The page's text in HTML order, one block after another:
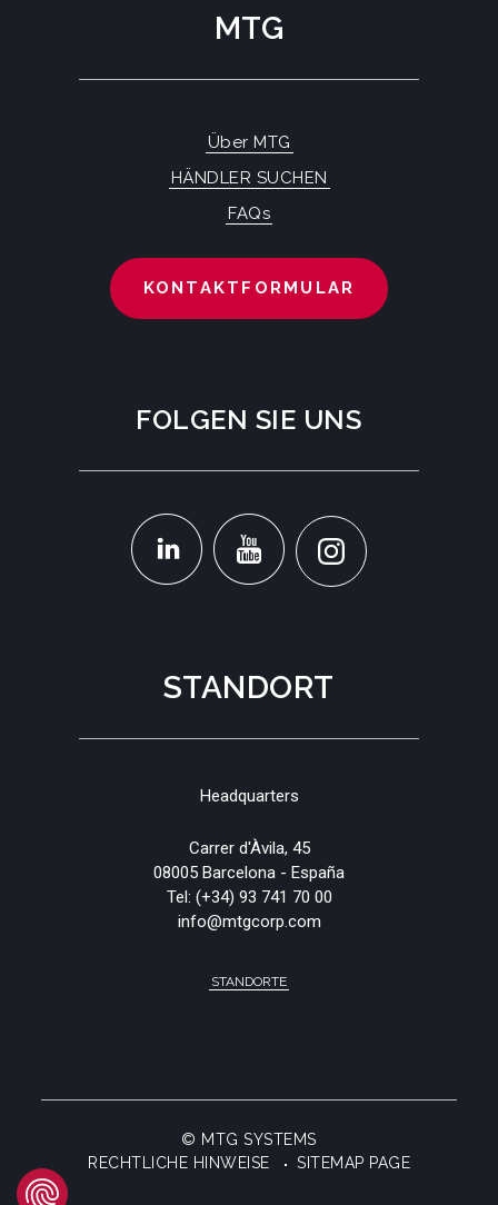
STANDORT
Headquarters
Carrer d'Àvila, 45
08005 Barcelona - España
Tel: (+34) 93 741 70 00
info@mtgcorp.com
STANDORTE
MTG
Über MTG
HÄNDLER SUCHEN
FAQs
KONTAKTFORMULAR
FOLGEN SIE UNS
© MTG SYSTEMS
RECHTLICHE HINWEISE
SITEMAP PAGE